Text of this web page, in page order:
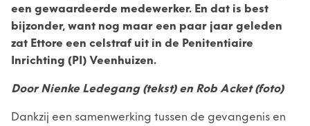
een gewaardeerde medewerker. En dat is best
bijzonder, want nog maar een paar jaar geleden
zat Ettore een celstraf uit in de Penitentiaire
Inrichting (PI) Veenhuizen.
Door Nienke Ledegang (tekst) en Rob Acket (foto)
Dankzij een samenwerking tussen de gevangenis en